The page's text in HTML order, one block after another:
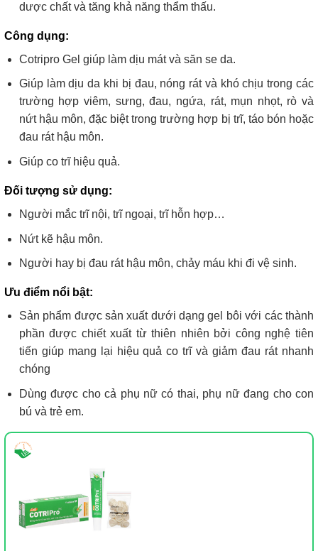
dược chất và tăng khả năng thẩm thấu.
Công dụng:
Cotripro Gel giúp làm dịu mát và săn se da.
Giúp làm dịu da khi bị đau, nóng rát và khó chịu trong các
trường hợp viêm, sưng, đau, ngứa, rát, mụn nhọt, rò và
nứt hậu môn, đặc biệt trong trường hợp bị trĩ, táo bón hoặc
đau rát hậu môn.
Giúp co trĩ hiệu quả.
Đối tượng sử dụng:
Người mắc trĩ nội, trĩ ngoại, trĩ hỗn hợp…
Nứt kẽ hậu môn.
Người hay bị đau rát hậu môn, chảy máu khi đi vệ sinh.
Ưu điểm nổi bật:
Sản phẩm được sản xuất dưới dạng gel bôi với các thành
phần được chiết xuất từ thiên nhiên bởi công nghệ tiên
tiến giúp mang lại hiệu quả co trĩ và giảm đau rát nhanh
chóng
Dùng được cho cả phụ nữ có thai, phụ nữ đang cho con
bú và trẻ em.